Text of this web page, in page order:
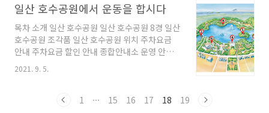
사이드월 : 타프의 옆면에 설치하..
융기 현상과 용암에 의한 단층을 이룬 U자형 계
과 땅 그리고 연못이라는 이름을 가지고 있는데
직접 보게 된다면 그 이름만큼 아름다운 경치와
장관을 볼 수 있다 폭포의 길이는 약 22미터, 폭
은 12미터로 물줄기가 내려오며 그아래 연못의
각종의 식물들 잣나무 밤나무 유자나무 동백나무
일산 호수공원에서 운동을 합시다
목차 소개 일산 호수공원 일산 호수공원 8경 일산
호수공원 조각품 일산 호수공원 위치 주차요금
안내 주차요금 할인 안내 종합안내소 운영 안내
공원 시설 사용료 공원시설 이용수칙 소개 일산
호수공원 주거 대단지 인일산 남쪽 장항동에 위
간으로 총면적은 약 100만 제곱미터 호수면적은
2021. 9. 5.
1 ··· 15 16 17 18 19